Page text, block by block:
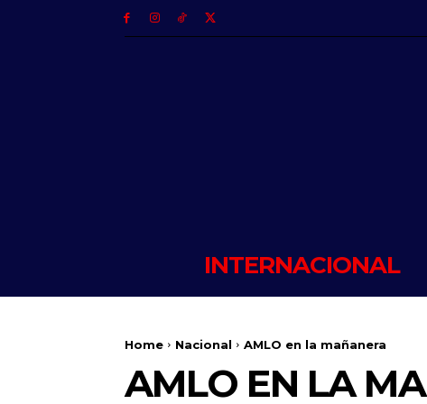
INTERNACIONAL
Home Nacional AMLO en la mañanera
AMLO EN LA